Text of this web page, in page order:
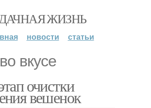
ЖИЗНЬ
новости статьи
вкусе
очистки
вешенок